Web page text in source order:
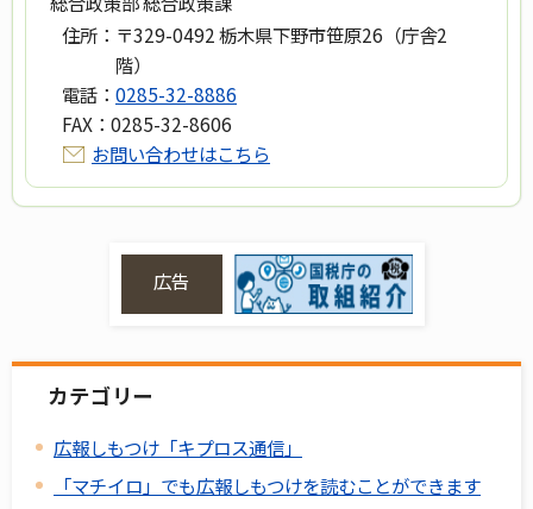
住所： 〒329-0492 栃木県下野市笹原26（庁舎2
階）
電話： 0285-32-8886
FAX： 0285-32-8606
お問い合わせはこちら
広告
カテゴリー
広報しもつけ「キプロス通信」
「マチイロ」でも広報しもつけを読むことができます